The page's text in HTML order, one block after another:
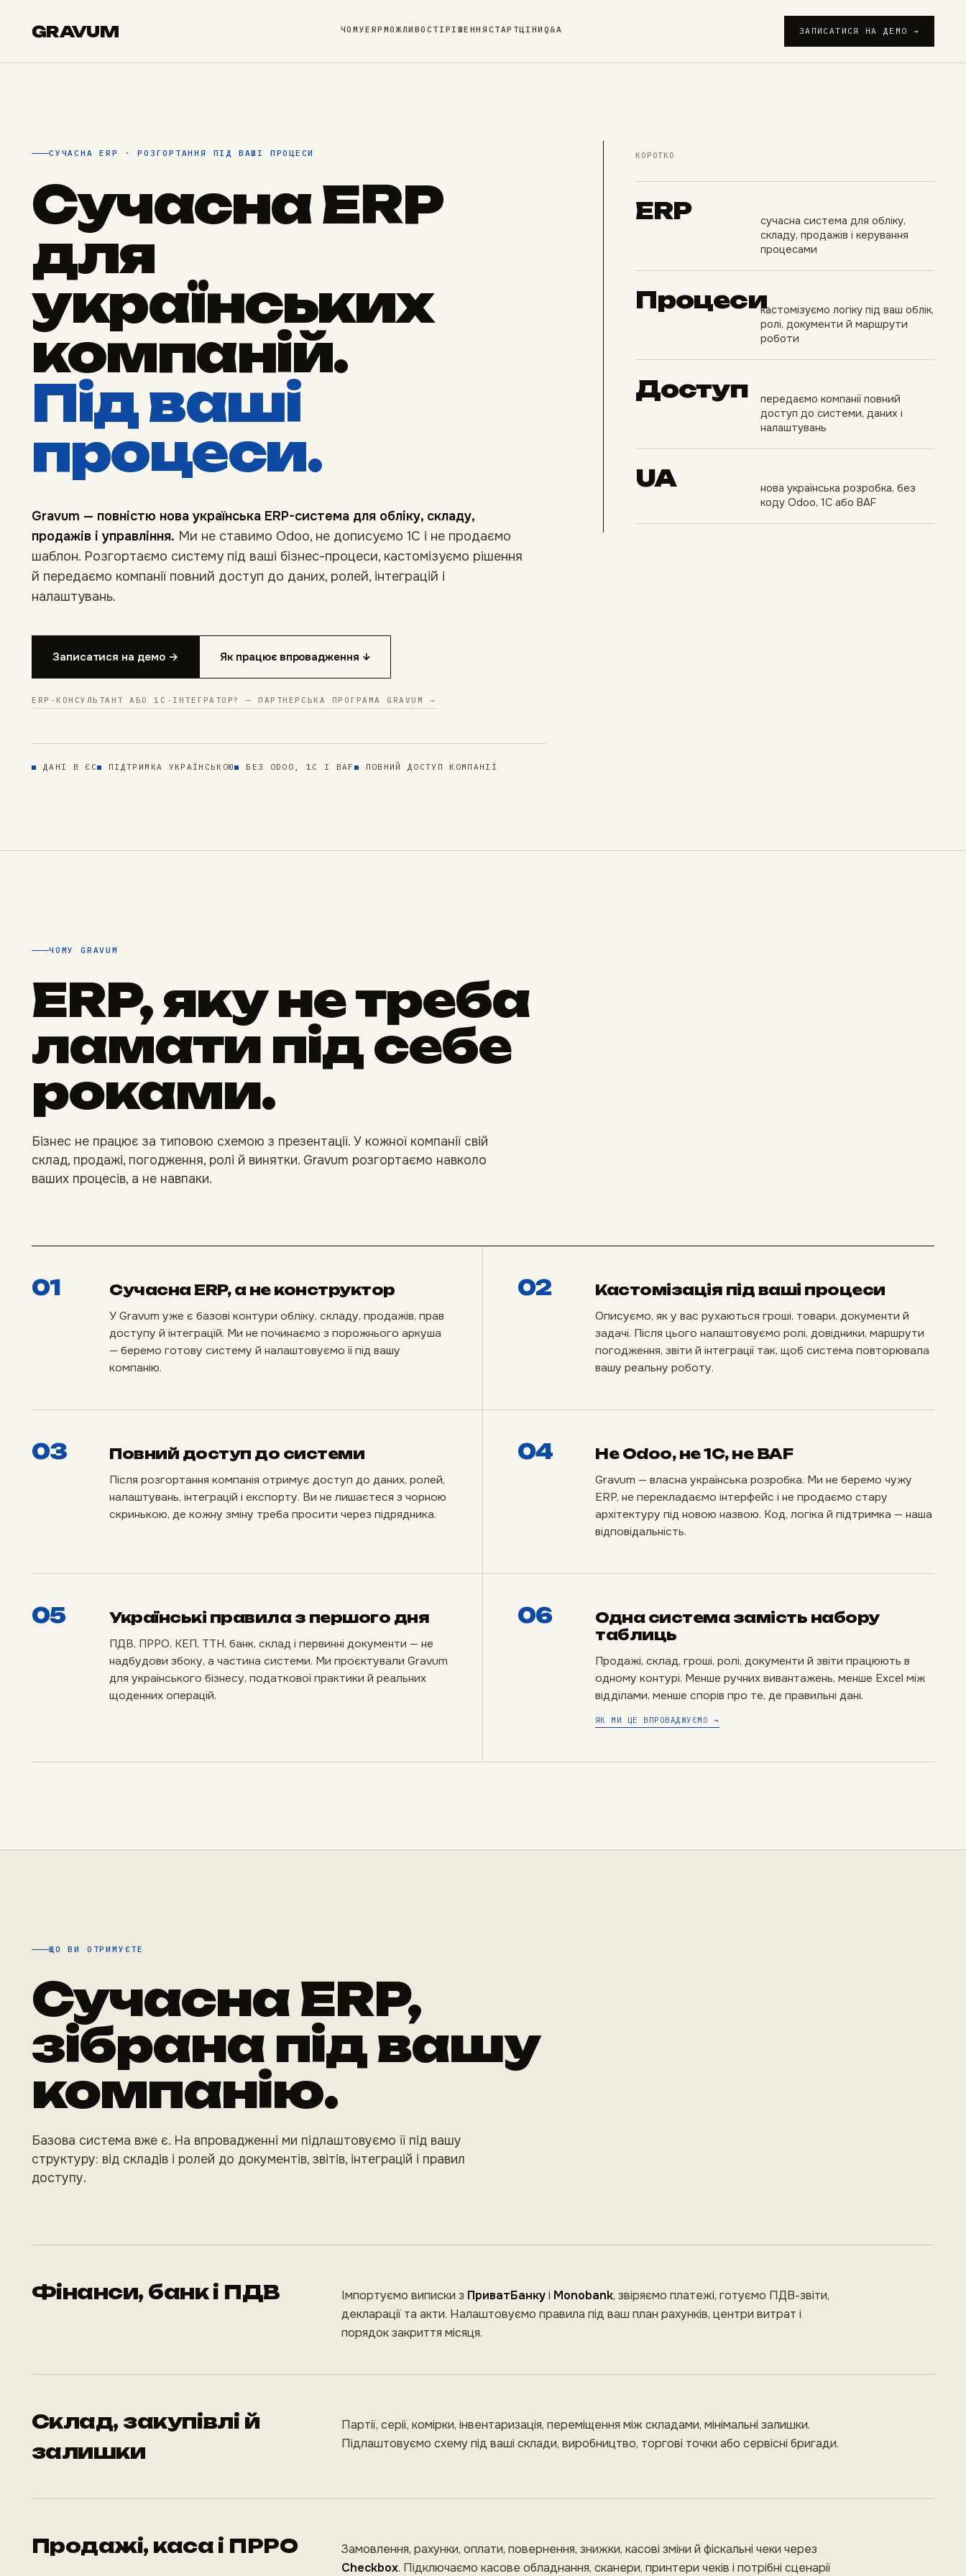
GRAVUM ЧОМУERP МОЖЛИВОСТІ РІШЕННЯ СТАРТЦІНИ Q&A ЗАПИСАТИСЯ НА ДЕМО →
СУЧАСНА ERP · РОЗГОРТАННЯ ПІД ВАШІ ПРОЦЕСИ
Сучасна ERP
для
українських
компаній.
Під ваші
процеси.
Gravum — повністю нова українська ERP-система для обліку, складу,
продажів і управління. Ми не ставимо Odoo, не дописуємо 1С і не продаємо
шаблон. Розгортаємо систему під ваші бізнес-процеси, кастомізуємо рішення
й передаємо компанії повний доступ до даних, ролей, інтеграцій і
налаштувань.
Записатися на демо → Як працює впровадження ↓
ERP-КОНСУЛЬТАНТ АБО 1С-ІНТЕГРАТОР? — ПАРТНЕРСЬКА ПРОГРАМА GRAVUM →
ДАНІ В ЄС ПІДТРИМКА УКРАЇНСЬКОЮ БЕЗ ODOO, 1С І BAF ПОВНИЙ ДОСТУП КОМПАНІЇ
КОРОТКО
ERP
сучасна система для обліку,
складу, продажів і керування
процесами
Процесикастомізуємо логіку під ваш облік,
ролі, документи й маршрути
роботи
Доступ
передаємо компанії повний
доступ до системи, даних і
налаштувань
UA
нова українська розробка, без
коду Odoo, 1С або BAF
ЧОМУ GRAVUM
ERP, яку не треба
ламати під себе
роками.
Бізнес не працює за типовою схемою з презентації. У кожної компанії свій
склад, продажі, погодження, ролі й винятки. Gravum розгортаємо навколо
ваших процесів, а не навпаки.
01 Сучасна ERP, а не конструктор
У Gravum уже є базові контури обліку, складу, продажів, прав
доступу й інтеграцій. Ми не починаємо з порожнього аркуша
— беремо готову систему й налаштовуємо її під вашу
компанію.
02 Кастомізація під ваші процеси
Описуємо, як у вас рухаються гроші, товари, документи й
задачі. Після цього налаштовуємо ролі, довідники, маршрути
погодження, звіти й інтеграції так, щоб система повторювала
вашу реальну роботу.
03 Повний доступ до системи
Після розгортання компанія отримує доступ до даних, ролей,
налаштувань, інтеграцій і експорту. Ви не лишаєтеся з чорною
скринькою, де кожну зміну треба просити через підрядника.
04 Не Odoo, не 1С, не BAF
Gravum — власна українська розробка. Ми не беремо чужу
ERP, не перекладаємо інтерфейс і не продаємо стару
архітектуру під новою назвою. Код, логіка й підтримка — наша
відповідальність.
05 Українські правила з першого дня
ПДВ, ПРРО, КЕП, ТТН, банк, склад і первинні документи — не
надбудови збоку, а частина системи. Ми проєктували Gravum
для українського бізнесу, податкової практики й реальних
щоденних операцій.
06
Одна система замість набору
таблиць
Продажі, склад, гроші, ролі, документи й звіти працюють в
одному контурі. Менше ручних вивантажень, менше Excel між
відділами, менше спорів про те, де правильні дані.
ЯК МИ ЦЕ ВПРОВАДЖУЄМО →
ЩО ВИ ОТРИМУЄТЕ
Сучасна ERP,
зібрана під вашу
компанію.
Базова система вже є. На впровадженні ми підлаштовуємо її під вашу
структуру: від складів і ролей до документів, звітів, інтеграцій і правил
доступу.
Фінанси, банк і ПДВ Імпортуємо виписки з ПриватБанкуі Monobank, звіряємо платежі, готуємо ПДВ-звіти,
декларації та акти. Налаштовуємо правила під ваш план рахунків, центри витрат і
порядок закриття місяця.
Склад, закупівлі й
залишки
Партії, серії, комірки, інвентаризація, переміщення між складами, мінімальні залишки.
Підлаштовуємо схему під ваші склади, виробництво, торгові точки або сервісні бригади.
Продажі, каса і ПРРО
Замовлення, рахунки, оплати, повернення, знижки, касові зміни й фіскальні чеки через
Checkbox. Підключаємо касове обладнання, сканери, принтери чеків і потрібні сценарії